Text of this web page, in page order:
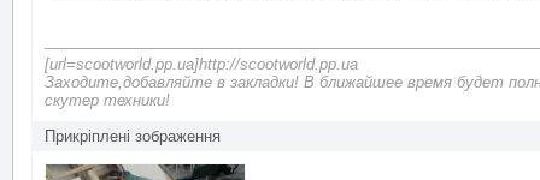
[url=scootworld.pp.ua]http://scootworld.pp.ua
Заходите,добавляйте в закладки! В ближайшее время будет
скутер техники!
Прикріплені зображення